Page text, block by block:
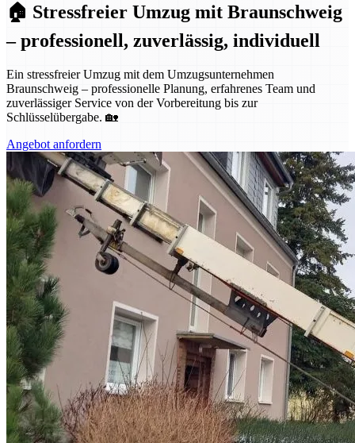
🏠 Stressfreier Umzug mit Braunschweig
– professionell, zuverlässig, individuell
Ein stressfreier Umzug mit dem Umzugsunternehmen
Braunschweig – professionelle Planung, erfahrenes Team und
zuverlässiger Service von der Vorbereitung bis zur
Schlüsselübergabe. 🏡
Angebot anfordern